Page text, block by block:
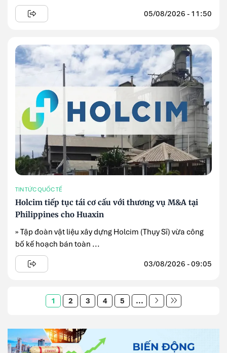
05/08/2026 - 11:50
TIN TỨC QUỐC TẾ
Holcim tiếp tục tái cơ cấu với thương vụ M&A tại
Philippines cho Huaxin
» Tập đoàn vật liệu xây dựng Holcim (Thụy Sĩ) vừa công
bố kế hoạch bán toàn ...
03/08/2026 - 09:05
1 2 3 4 5 ...